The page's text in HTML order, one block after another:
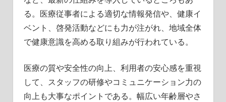
る。医療従事者による適切な情報発信や、健康イ
ベント、啓発活動などにも力が注がれ、地域全体
で健康意識を高める取り組みが行われている。
医療の質や安全性の向上、利用者の安心感を重視
して、スタッフの研修やコミュニケーション力の
向上も大事なポイントである。幅広い年齢層やさ